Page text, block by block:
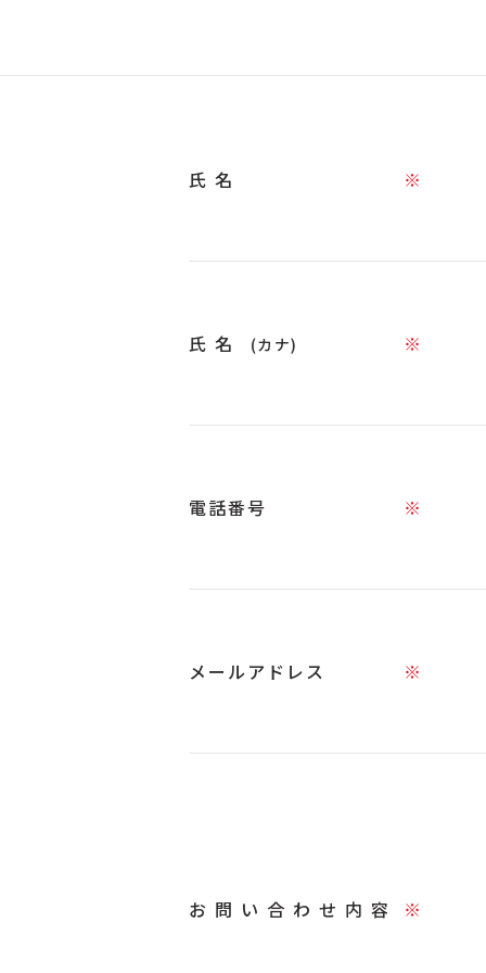
氏名 ※
氏名(カナ) ※
電話番号 ※
メールアドレス ※
お問い合わせ内容 ※